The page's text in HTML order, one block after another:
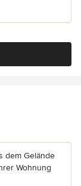
dem Gelände
Wohnung